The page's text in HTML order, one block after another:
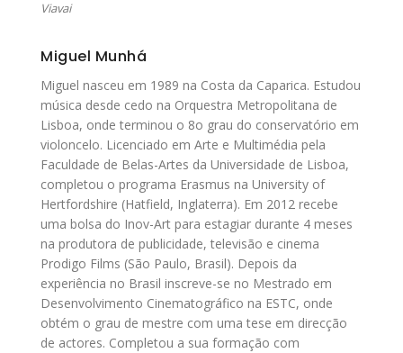
Viavai
Miguel Munhá
Miguel nasceu em 1989 na Costa da Caparica. Estudou
música desde cedo na Orquestra Metropolitana de
Lisboa, onde terminou o 8o grau do conservatório em
violoncelo. Licenciado em Arte e Multimédia pela
Faculdade de Belas-Artes da Universidade de Lisboa,
completou o programa Erasmus na University of
Hertfordshire (Hatfield, Inglaterra). Em 2012 recebe
uma bolsa do Inov-Art para estagiar durante 4 meses
na produtora de publicidade, televisão e cinema
Prodigo Films (São Paulo, Brasil). Depois da
experiência no Brasil inscreve-se no Mestrado em
Desenvolvimento Cinematográfico na ESTC, onde
obtém o grau de mestre com uma tese em direcção
de actores. Completou a sua formação com